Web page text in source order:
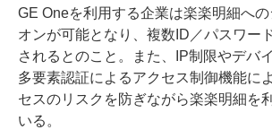
GE Oneを利用する企業は楽楽明細へ
オンが可能となり、複数ID／パスワー
されるとのこと。また、IP制限やデバ
多要素認証によるアクセス制御機能に
セスのリスクを防ぎながら楽楽明細を
いる。